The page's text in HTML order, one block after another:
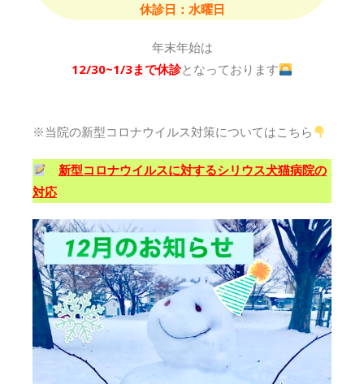
休診日：水曜日
年末年始は
12/30~1/3まで休診となっております
※当院の新型コロナウイルス対策についてはこちら
新型コロナウイルスに対するシリウス犬猫病院の
対応